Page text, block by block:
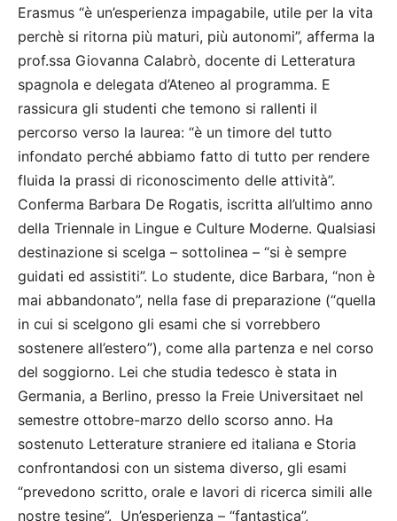
Erasmus “è un’esperienza impagabile, utile per la vita
perchè si ritorna più maturi, più autonomi”, afferma la
prof.ssa Giovanna Calabrò, docente di Letteratura
spagnola e delegata d’Ateneo al programma. E
rassicura gli studenti che temono si rallenti il
percorso verso la laurea: “è un timore del tutto
infondato perché abbiamo fatto di tutto per rendere
fluida la prassi di riconoscimento delle attività”.
Conferma Barbara De Rogatis, iscritta all’ultimo anno
della Triennale in Lingue e Culture Moderne. Qualsiasi
destinazione si scelga – sottolinea – “si è sempre
guidati ed assistiti”. Lo studente, dice Barbara, “non è
mai abbandonato”, nella fase di preparazione (“quella
in cui si scelgono gli esami che si vorrebbero
sostenere all’estero”), come alla partenza e nel corso
del soggiorno. Lei che studia tedesco è stata in
Germania, a Berlino, presso la Freie Universitaet nel
semestre ottobre-marzo dello scorso anno. Ha
sostenuto Letterature straniere ed italiana e Storia
confrontandosi con un sistema diverso, gli esami
“prevedono scritto, orale e lavori di ricerca simili alle
nostre tesine”. Un’esperienza – “fantastica”,